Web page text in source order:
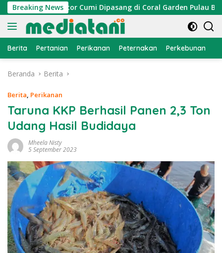
Langsung
ke
konten
Breaking News
Atraktor Cumi Dipasang di Coral Garden Pulau Barrang
Berita Pertanian Perikanan Peternakan Perkebunan
Beranda Berita
Berita, Perikanan
Taruna KKP Berhasil Panen 2,3 Ton
Udang Hasil Budidaya
Mheela Nisty
5 September 2023